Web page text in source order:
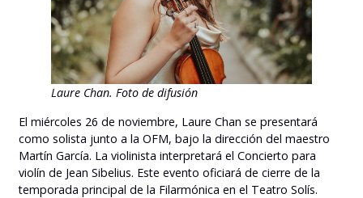
Laure Chan. Foto de difusión
El miércoles 26 de noviembre, Laure Chan se presentará
como solista junto a la OFM, bajo la dirección del maestro
Martín García. La violinista interpretará el Concierto para
violín de Jean Sibelius. Este evento oficiará de cierre de la
temporada principal de la Filarmónica en el Teatro Solís.